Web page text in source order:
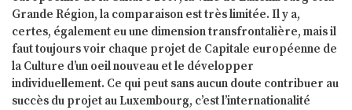
Grande Région, la comparaison est très limitée. Il y a,
certes, également eu une dimension transfrontalière, mais il
faut toujours voir chaque projet de Capitale européenne de
la Culture d’un oeil nouveau et le développer
individuellement. Ce qui peut sans aucun doute contribuer au
succès du projet au Luxembourg, c’est l’internationalité